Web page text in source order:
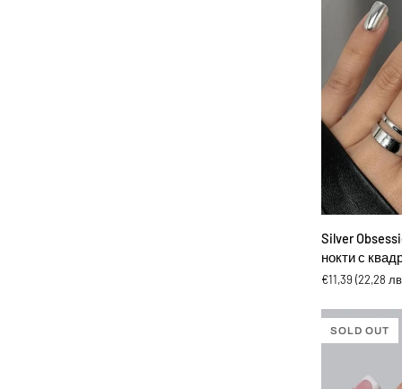
Silver
Obsession
Chixxie
-
Изкуствени
нокти
с
форма
Silver
нокти с
€11,39 (22,28
SOLD OUT